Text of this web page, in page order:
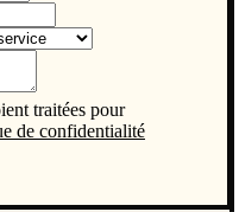
traitées pour
de confidentialité